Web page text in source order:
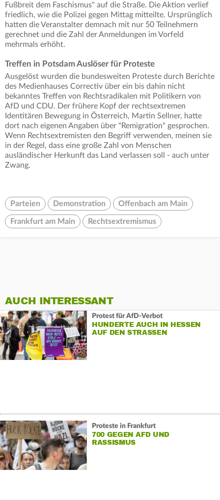
Fußbreit dem Faschismus" auf die Straße. Die Aktion verlief
friedlich, wie die Polizei gegen Mittag mitteilte. Ursprünglich
hatten die Veranstalter demnach mit nur 50 Teilnehmern
gerechnet und die Zahl der Anmeldungen im Vorfeld
mehrmals erhöht.
Treffen in Potsdam Auslöser für Proteste
Ausgelöst wurden die bundesweiten Proteste durch Berichte
des Medienhauses Correctiv über ein bis dahin nicht
bekanntes Treffen von Rechtsradikalen mit Politikern von
AfD und CDU. Der frühere Kopf der rechtsextremen
Identitären Bewegung in Österreich, Martin Sellner, hatte
dort nach eigenen Angaben über "Remigration" gesprochen.
Wenn Rechtsextremisten den Begriff verwenden, meinen sie
in der Regel, dass eine große Zahl von Menschen
ausländischer Herkunft das Land verlassen soll - auch unter
Zwang.
Parteien Demonstration Offenbach am Main
Frankfurt am Main Rechtsextremismus
AUCH INTERESSANT
Protest für AfD-Verbot
HUNDERTE AUCH IN HESSEN
AUF DEN STRASSEN
Proteste in Frankfurt
700 GEGEN AFD UND
RASSISMUS